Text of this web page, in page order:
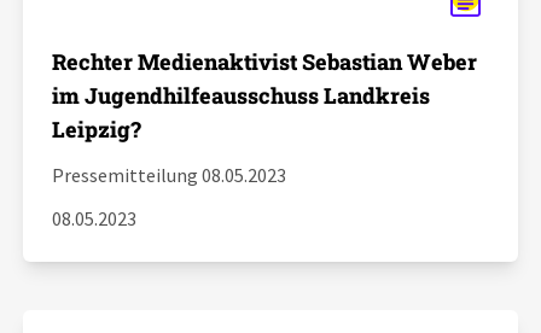
Rechter Medienaktivist Sebastian Weber
im Jugendhilfeausschuss Landkreis
Leipzig?
Pressemitteilung 08.05.2023
08.05.2023